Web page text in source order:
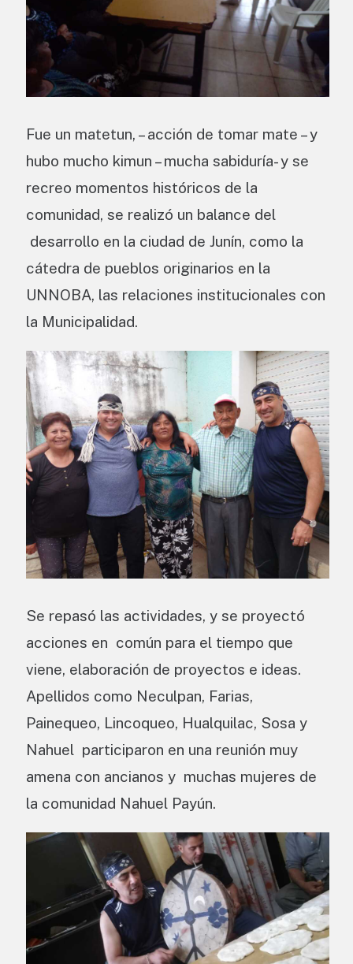
Fue un matetun, – acción de tomar mate – y
hubo mucho kimun – mucha sabiduría- y se
recreo momentos históricos de la
comunidad, se realizó un balance del
desarrollo en la ciudad de Junín, como la
cátedra de pueblos originarios en la
UNNOBA, las relaciones institucionales con
la Municipalidad.
Se repasó las actividades, y se proyectó
acciones en común para el tiempo que
viene, elaboración de proyectos e ideas.
Apellidos como Neculpan, Farias,
Painequeo, Lincoqueo, Hualquilac, Sosa y
Nahuel participaron en una reunión muy
amena con ancianos y muchas mujeres de
la comunidad Nahuel Payún.